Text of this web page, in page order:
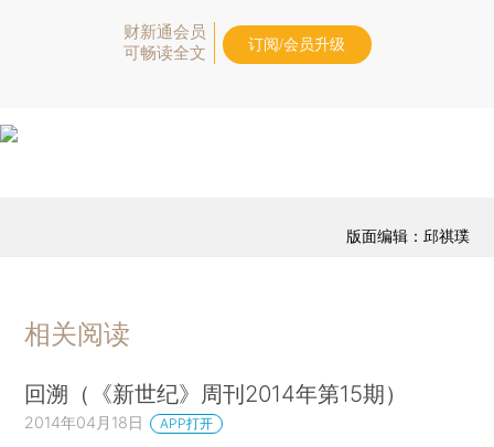
财新通会员
可畅读全文
订阅/会员升级
版面编辑：邱祺璞
相关阅读
回溯（《新世纪》周刊2014年第15期）
2014年04月18日 APP打开